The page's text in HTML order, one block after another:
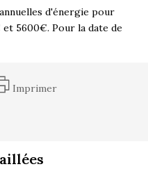
d'énergie pour
et 5600€. Pour la date de
Imprimer